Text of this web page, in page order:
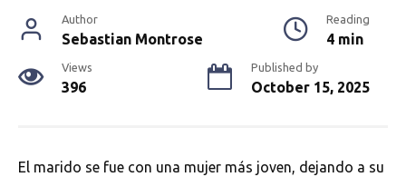
Author
Sebastian Montrose
Reading
4 min
Views
396
Published by
October 15, 2025
El marido se fue con una mujer más joven, dejando a su